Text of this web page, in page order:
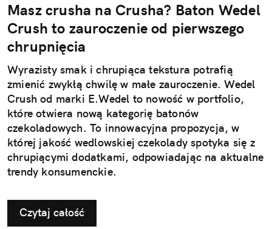
Masz crusha na Crusha? Baton Wedel
Crush to zauroczenie od pierwszego
chrupnięcia
Wyrazisty smak i chrupiąca tekstura potrafią
zmienić zwykłą chwilę w małe zauroczenie. Wedel
Crush od marki E.Wedel to nowość w portfolio,
które otwiera nową kategorię batonów
czekoladowych. To innowacyjna propozycja, w
której jakość wedlowskiej czekolady spotyka się z
chrupiącymi dodatkami, odpowiadając na aktualne
trendy konsumenckie.
Czytaj całość